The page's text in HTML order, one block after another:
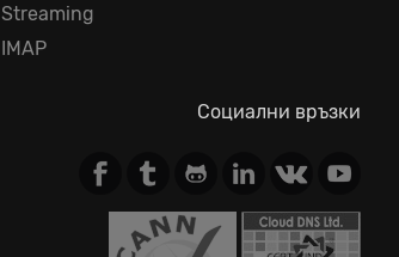
Streaming
IMAP
Социални връзки